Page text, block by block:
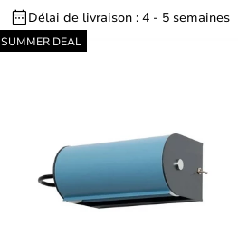
Délai de livraison : 4 - 5 semaines
SUMMER DEAL